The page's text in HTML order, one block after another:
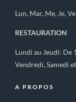
Lun, Mar, Me, Je,
RESTAURATION
Lundi au Jeudi: De
Vendredi, Samedi
A PROPOS